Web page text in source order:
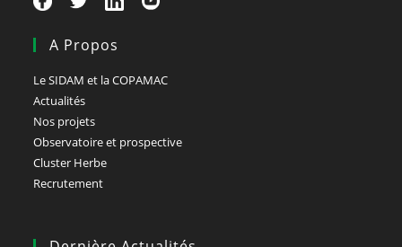
A Propos
Le SIDAM et la COPAMAC
Actualités
Nos projets
Observatoire et prospective
Cluster Herbe
Recrutement